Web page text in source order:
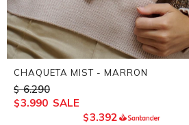
CHAQUETA MIST - MARRON
$ 6.290
$3.990
$3.392